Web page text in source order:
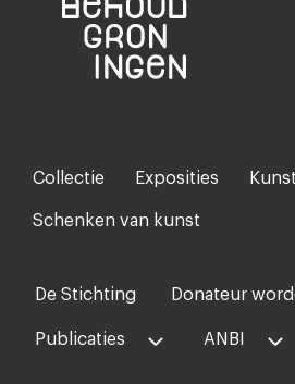
Footer-
menu
Collectie Exposities
Schenken van kunst
Voet
midden
De Stichting Donateur
Publicaties ANBI